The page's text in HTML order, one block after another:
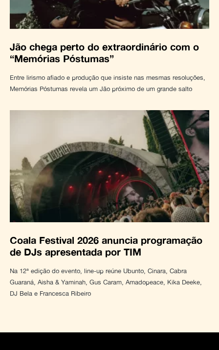
Jão chega perto do extraordinário com o
“Memórias Póstumas”
Entre lirismo afiado e produção que insiste nas mesmas resoluções,
Memórias Póstumas revela um Jão próximo de um grande salto
Coala Festival 2026 anuncia programação
de DJs apresentada por TIM
Na 12ª edição do evento, line-up reúne Ubunto, Cinara, Cabra
Guaraná, Aisha & Yaminah, Gus Caram, Amadopeace, Kika Deeke,
DJ Bela e Francesca Ribeiro